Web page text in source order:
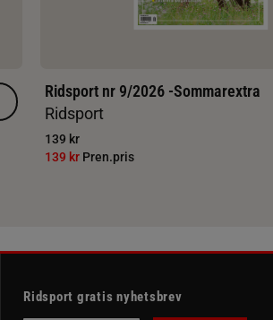
Ridsport nr 9/2026 -Sommarextra
Ridsport
139 kr
139 kr Pren.pris
Ridsport gratis nyhetsbrev